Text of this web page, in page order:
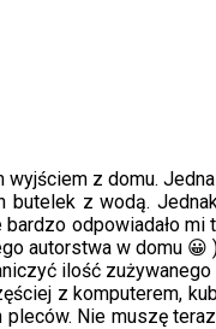
z domu.
butelek z wodą.
bardzo odpowiadało
autorstwa w domu 😀
ilość
z komputerem,
Nie muszę